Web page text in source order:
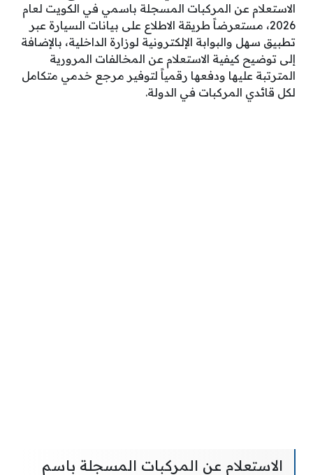
الاستعلام عن المركبات المسجلة باسمي في الكويت لعام
2026، مستعرضاً طريقة الاطلاع على بيانات السيارة عبر
تطبيق سهل والبوابة الإلكترونية لوزارة الداخلية، بالإضافة
إلى توضيح كيفية الاستعلام عن المخالفات المرورية
المترتبة عليها ودفعها رقمياً لتوفير مرجع خدمي متكامل
لكل قائدي المركبات في الدولة.
الاستعلام عن المركبات المسجلة باسم